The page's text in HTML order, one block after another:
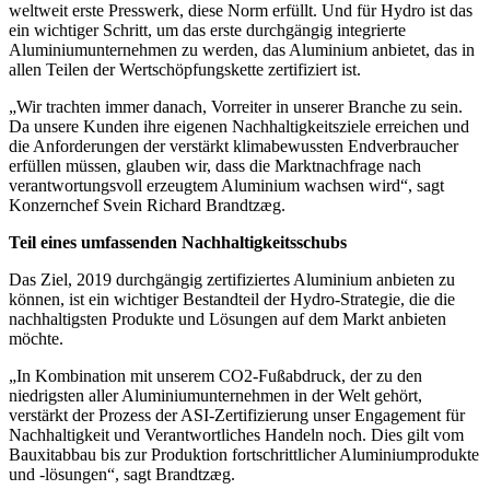
weltweit erste Presswerk, diese Norm erfüllt. Und für Hydro ist das
ein wichtiger Schritt, um das erste durchgängig integrierte
Aluminiumunternehmen zu werden, das Aluminium anbietet, das in
allen Teilen der Wertschöpfungskette zertifiziert ist.
„Wir trachten immer danach, Vorreiter in unserer Branche zu sein.
Da unsere Kunden ihre eigenen Nachhaltigkeitsziele erreichen und
die Anforderungen der verstärkt klimabewussten Endverbraucher
erfüllen müssen, glauben wir, dass die Marktnachfrage nach
verantwortungsvoll erzeugtem Aluminium wachsen wird“, sagt
Konzernchef Svein Richard Brandtzæg.
Teil eines umfassenden Nachhaltigkeitsschubs
Das Ziel, 2019 durchgängig zertifiziertes Aluminium anbieten zu
können, ist ein wichtiger Bestandteil der Hydro-Strategie, die die
nachhaltigsten Produkte und Lösungen auf dem Markt anbieten
möchte.
„In Kombination mit unserem CO2-Fußabdruck, der zu den
niedrigsten aller Aluminiumunternehmen in der Welt gehört,
verstärkt der Prozess der ASI-Zertifizierung unser Engagement für
Nachhaltigkeit und Verantwortliches Handeln noch. Dies gilt vom
Bauxitabbau bis zur Produktion fortschrittlicher Aluminiumprodukte
und -lösungen“, sagt Brandtzæg.